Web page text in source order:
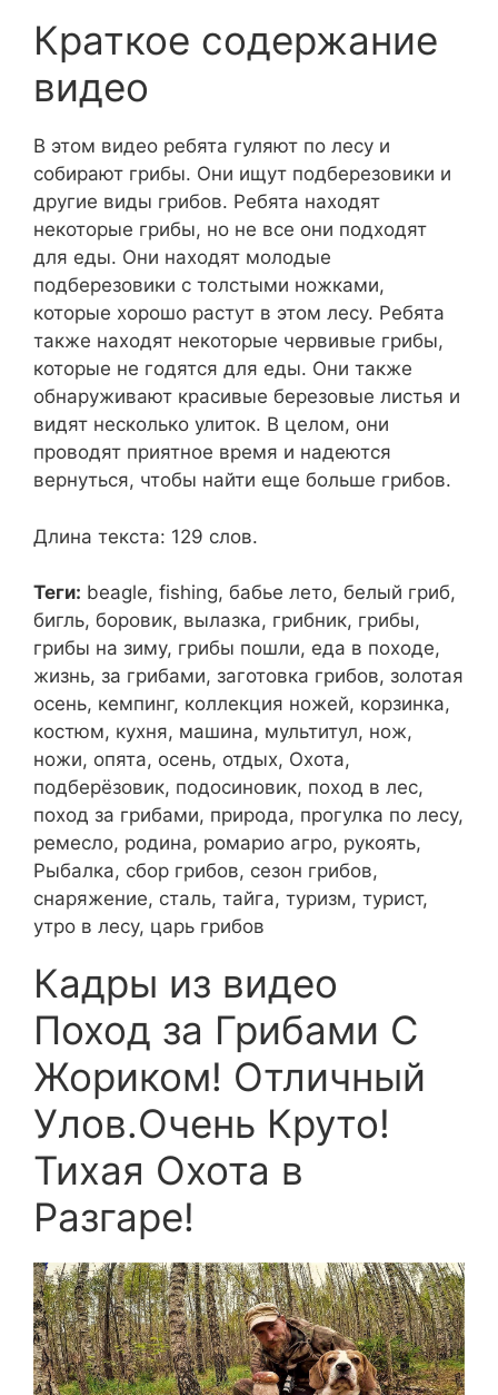
Краткое содержание
видео
В этом видео ребята гуляют по лесу и
собирают грибы. Они ищут подберезовики и
другие виды грибов. Ребята находят
некоторые грибы, но не все они подходят
для еды. Они находят молодые
подберезовики с толстыми ножками,
которые хорошо растут в этом лесу. Ребята
также находят некоторые червивые грибы,
которые не годятся для еды. Они также
обнаруживают красивые березовые листья и
видят несколько улиток. В целом, они
проводят приятное время и надеются
вернуться, чтобы найти еще больше грибов.
Длина текста: 129 слов.
Теги: beagle, fishing, бабье лето, белый гриб,
бигль, боровик, вылазка, грибник, грибы,
грибы на зиму, грибы пошли, еда в походе,
жизнь, за грибами, заготовка грибов, золотая
осень, кемпинг, коллекция ножей, корзинка,
костюм, кухня, машина, мультитул, нож,
ножи, опята, осень, отдых, Охота,
подберёзовик, подосиновик, поход в лес,
поход за грибами, природа, прогулка по лесу,
ремесло, родина, ромарио агро, рукоять,
Рыбалка, сбор грибов, сезон грибов,
снаряжение, сталь, тайга, туризм, турист,
утро в лесу, царь грибов
Кадры из видео
Поход за Грибами С
Жориком! Отличный
Улов.Очень Круто!
Тихая Охота в
Разгаре!